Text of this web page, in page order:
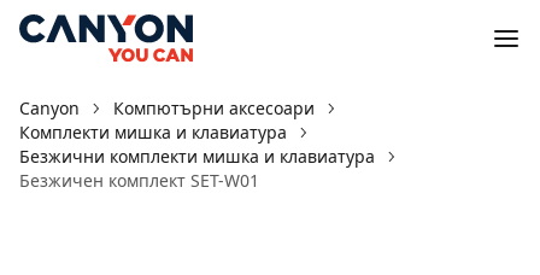
Canyon
Компютърни аксесоари
Комплекти мишка и клавиатура
Безжични комплекти мишка и клавиатура
Безжичен комплект SET-W01